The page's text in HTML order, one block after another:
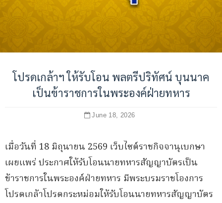
โปรดเกล้าฯ ให้รับโอน พลตรีปริทัศน์ บุนนาค
เป็นข้าราชการในพระองค์ฝ่ายทหาร
June 18, 2026
เมื่อวันที่ 18 มิถุนายน 2569 เว็บไซต์ราชกิจจานุเบกษา
เผยแพร่ ประกาศให้รับโอนนายทหารสัญญาบัตรเป็น
ข้าราชการในพระองค์ฝ่ายทหาร มีพระบรมราชโองการ
โปรดเกล้าโปรดกระหม่อมให้รับโอนนายทหารสัญญาบัตร